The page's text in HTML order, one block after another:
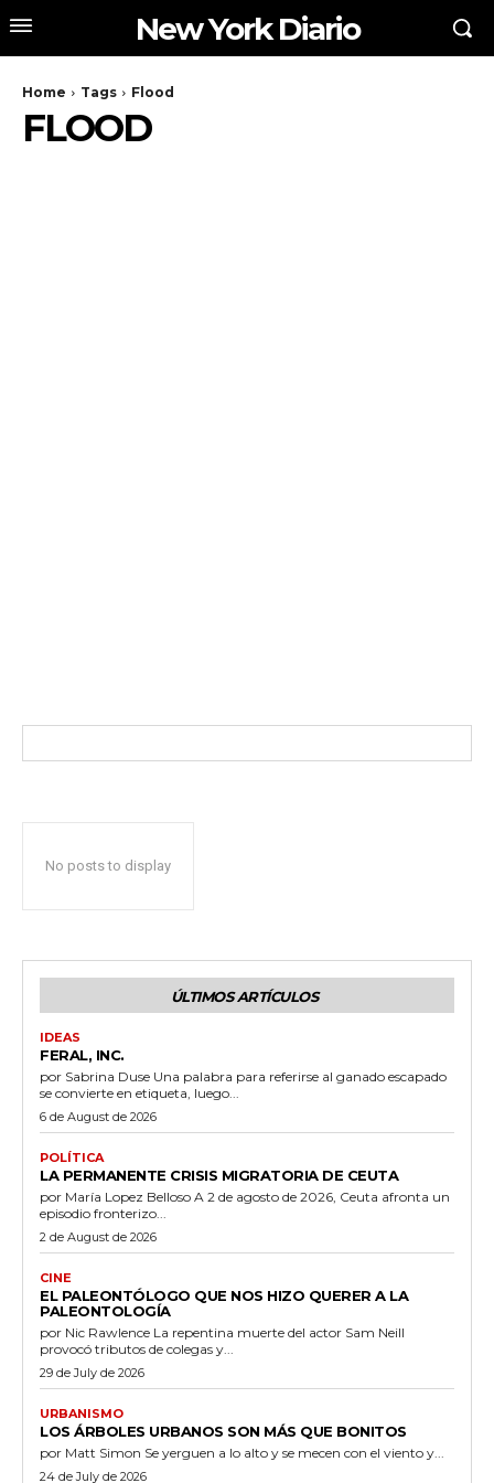
New York Diario
Home Tags Flood
FLOOD
No posts to display
ÚLTIMOS ARTÍCULOS
IDEAS
FERAL, INC.
por Sabrina Duse Una palabra para referirse al ganado escapado
se convierte en etiqueta, luego...
6 de August de 2026
POLÍTICA
LA PERMANENTE CRISIS MIGRATORIA DE CEUTA
por María Lopez Belloso A 2 de agosto de 2026, Ceuta afronta un
episodio fronterizo...
2 de August de 2026
CINE
EL PALEONTÓLOGO QUE NOS HIZO QUERER A LA
PALEONTOLOGÍA
por Nic Rawlence La repentina muerte del actor Sam Neill
provocó tributos de colegas y...
29 de July de 2026
URBANISMO
LOS ÁRBOLES URBANOS SON MÁS QUE BONITOS
por Matt Simon Se yerguen a lo alto y se mecen con el viento y...
24 de July de 2026